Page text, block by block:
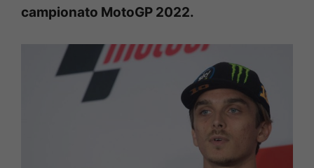
campionato MotoGP 2022.